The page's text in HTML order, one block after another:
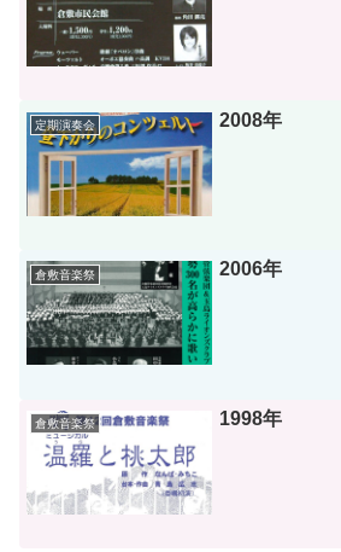
定期演奏会 2008年
倉敷音楽祭 2006年
倉敷音楽祭 1998年